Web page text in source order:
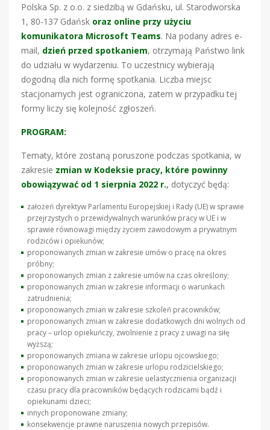
Polska Sp. z o.o. z siedzibą w Gdańsku, ul. Starodworska
1, 80-137 Gdańsk oraz online przy użyciu
komunikatora Microsoft Teams. Na podany adres e-
mail, dzień przed spotkaniem, otrzymają Państwo link
do udziału w wydarzeniu. To uczestnicy wybierają
dogodną dla nich formę spotkania. Liczba miejsc
stacjonarnych jest ograniczona, zatem w przypadku tej
formy liczy się kolejność zgłoszeń.
PROGRAM:
Tematy, które zostaną poruszone podczas spotkania, w
zakresie zmian w Kodeksie pracy, które powinny
obowiązywać od 1 sierpnia 2022 r., dotyczyć będą:
założeń dyrektyw Parlamentu Europejskiej i Rady (UE) w sprawie
przejrzystych o przewidywalnych warunków pracy w UE i w
sprawie równowagi między życiem zawodowym a prywatnym
rodziców i opiekunów;
proponowanych zmian w zakresie umów o pracę na okres
próbny;
proponowanych zmian z zakresie umów na czas określony;
proponowanych zmian w zakresie informacji o warunkach
zatrudnienia;
proponowanych zmian w zakresie szkoleń pracowników;
proponowanych zmian w zakresie dodatkowych dni wolnych od
pracy – urlop opiekuńczy, zwolnienie z pracy z uwagi na siłę
wyższą;
proponowanych zmiana w zakresie urlopu ojcowskiego;
proponowanych zmian w zakresie urlopu rodzicielskiego;
proponowanych zmian w zakresie uelastycznienia organizacji
czasu pracy dla pracowników będących rodzicami bądź i
opiekunami dzieci;
innych proponowane zmiany;
konsekwencje prawne naruszenia nowych przepisów.